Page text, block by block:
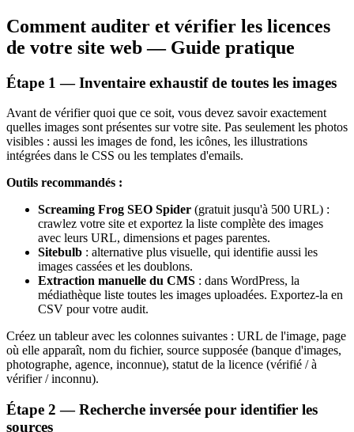
Comment auditer et vérifier les licences
de votre site web — Guide pratique
Étape 1 — Inventaire exhaustif de toutes les images
Avant de vérifier quoi que ce soit, vous devez savoir exactement
quelles images sont présentes sur votre site. Pas seulement les photos
visibles : aussi les images de fond, les icônes, les illustrations
intégrées dans le CSS ou les templates d'emails.
Outils recommandés :
Screaming Frog SEO Spider (gratuit jusqu'à 500 URL) :
crawlez votre site et exportez la liste complète des images
avec leurs URL, dimensions et pages parentes.
Sitebulb : alternative plus visuelle, qui identifie aussi les
images cassées et les doublons.
Extraction manuelle du CMS : dans WordPress, la
médiathèque liste toutes les images uploadées. Exportez-la en
CSV pour votre audit.
Créez un tableur avec les colonnes suivantes : URL de l'image, page
où elle apparaît, nom du fichier, source supposée (banque d'images,
photographe, agence, inconnue), statut de la licence (vérifié / à
vérifier / inconnu).
Étape 2 — Recherche inversée pour identifier les
sources